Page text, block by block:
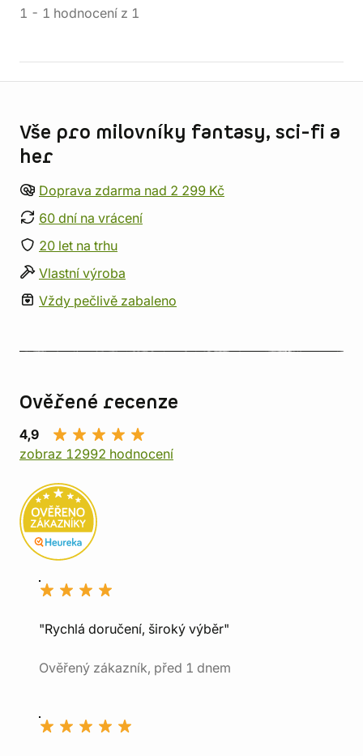
1 - 1 hodnocení z 1
Vše pro milovníky fantasy, sci-fi a
her
Doprava zdarma nad 2 299 Kč
60 dní na vrácení
20 let na trhu
Vlastní výroba
Vždy pečlivě zabaleno
Ověřené recenze
4,9
zobraz 12992 hodnocení
"Rychlá doručení, široký výběr"
Ověřený zákazník, před 1 dnem